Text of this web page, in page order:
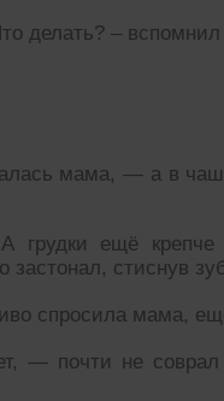
делать? –
мама, — а в
грудки ещё
застонал, стиснув
спросила мама,
— почти не